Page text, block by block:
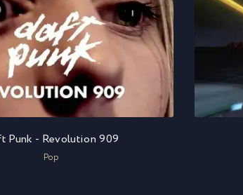
Punk - Revolution 909
Pop